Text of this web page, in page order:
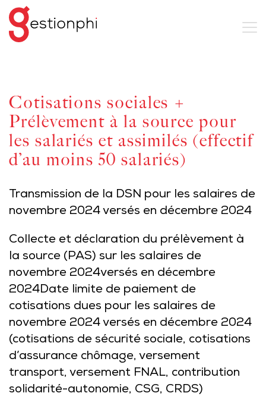
Cotisations sociales +
Prélèvement à la source pour
les salariés et assimilés (effectif
d’au moins 50 salariés)
Transmission de la DSN pour les salaires de
novembre 2024 versés en décembre 2024
Collecte et déclaration du prélèvement à
la source (PAS) sur les salaires de
novembre 2024versés en décembre
2024Date limite de paiement de
cotisations dues pour les salaires de
novembre 2024 versés en décembre 2024
(cotisations de sécurité sociale, cotisations
d’assurance chômage, versement
transport, versement FNAL, contribution
solidarité-autonomie, CSG, CRDS)